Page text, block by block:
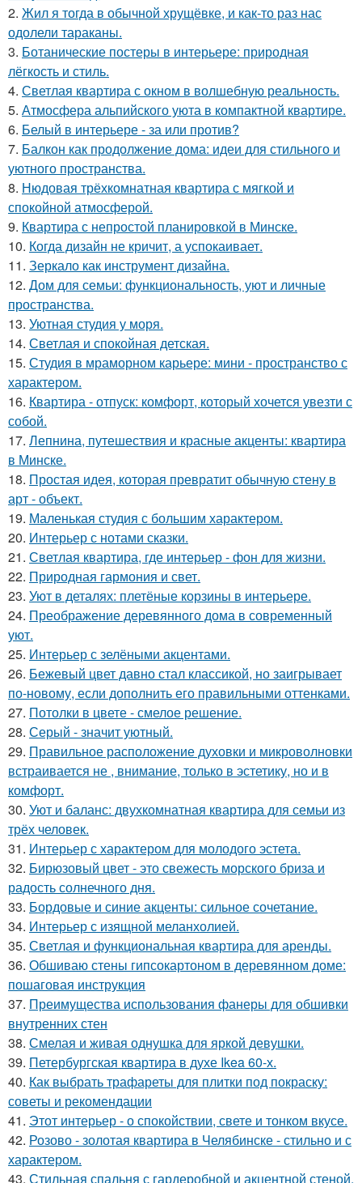
2. Жил я тогда в обычной хрущёвке, и как-то раз нас
одолели тараканы.
3. Ботанические постеры в интерьере: природная
лёгкость и стиль.
4. Светлая квартира с окном в волшебную реальность.
5. Атмосфера альпийского уюта в компактной квартире.
6. Белый в интерьере - за или против?
7. Балкон как продолжение дома: идеи для стильного и
уютного пространства.
8. Нюдовая трёхкомнатная квартира с мягкой и
спокойной атмосферой.
9. Квартира с непростой планировкой в Минске.
10. Когда дизайн не кричит, а успокаивает.
11. Зеркало как инструмент дизайна.
12. Дом для семьи: функциональность, уют и личные
пространства.
13. Уютная студия у моря.
14. Светлая и спокойная детская.
15. Студия в мраморном карьере: мини - пространство с
характером.
16. Квартира - отпуск: комфорт, который хочется увезти с
собой.
17. Лепнина, путешествия и красные акценты: квартира
в Минске.
18. Простая идея, которая превратит обычную стену в
арт - объект.
19. Маленькая студия с большим характером.
20. Интерьер с нотами сказки.
21. Светлая квартира, где интерьер - фон для жизни.
22. Природная гармония и свет.
23. Уют в деталях: плетёные корзины в интерьере.
24. Преображение деревянного дома в современный
уют.
25. Интерьер с зелёными акцентами.
26. Бежевый цвет давно стал классикой, но заигрывает
по-новому, если дополнить его правильными оттенками.
27. Потолки в цвете - смелое решение.
28. Серый - значит уютный.
29. Правильное расположение духовки и микроволновки
встраивается не , внимание, только в эстетику, но и в
комфорт.
30. Уют и баланс: двухкомнатная квартира для семьи из
трёх человек.
31. Интерьер с характером для молодого эстета.
32. Бирюзовый цвет - это свежесть морского бриза и
радость солнечного дня.
33. Бордовые и синие акценты: сильное сочетание.
34. Интерьер с изящной меланхолией.
35. Светлая и функциональная квартира для аренды.
36. Обшиваю стены гипсокартоном в деревянном доме:
пошаговая инструкция
37. Преимущества использования фанеры для обшивки
внутренних стен
38. Смелая и живая однушка для яркой девушки.
39. Петербургская квартира в духе Ikea 60-х.
40. Как выбрать трафареты для плитки под покраску:
советы и рекомендации
41. Этот интерьер - о спокойствии, свете и тонком вкусе.
42. Розово - золотая квартира в Челябинске - стильно и с
характером.
43. Стильная спальня с гардеробной и акцентной стеной.